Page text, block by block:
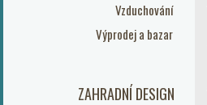
Vzduchování
Výprodej a bazar
ZAHRADNÍ DESIGN